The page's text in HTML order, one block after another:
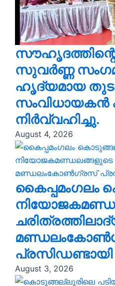
സുവർണ്ണ
ഹൃദ്യമായ
സംവിധായകൻ
നിർവ്വഹിച്ചു.
August 4, 2026
കൈപ്പമംഗലം
August 3, 2026